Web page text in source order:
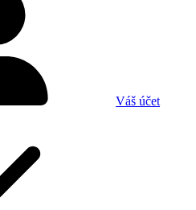
Váš účet